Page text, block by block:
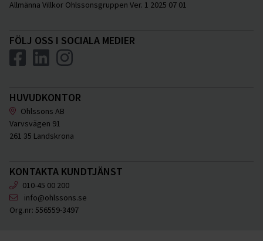
Allmänna Villkor Ohlssonsgruppen Ver. 1 2025 07 01
FÖLJ OSS I SOCIALA MEDIER
HUVUDKONTOR
Ohlssons AB
Varvsvägen 91
261 35 Landskrona
KONTAKTA KUNDTJÄNST
010-45 00 200
info@ohlssons.se
Org.nr: 556559-3497